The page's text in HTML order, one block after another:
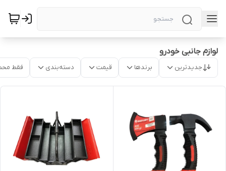
لوازم جانبی خودرو
جدیدترین برندها قیمت دسته‌بندی فقط